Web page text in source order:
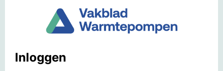
Inloggen